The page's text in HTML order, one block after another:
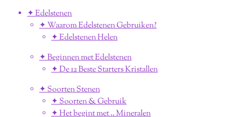
✦ Edelstenen
✦ Waarom Edelstenen Gebruiken?
✦ Edelstenen Helen
✦ Beginnen met Edelstenen
✦ De 12 Beste Starters Kristallen
✦ Soorten Stenen
✦ Soorten & Gebruik
✦ Het begint met .. Mineralen